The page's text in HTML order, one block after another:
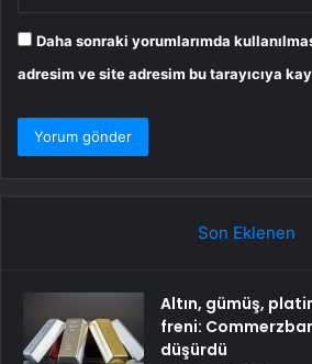
Daha sonraki yorumlarımda
adresim ve site adresim bu tarayıcıya
Son Eklenen
Altın, gümüş,
freni:
düşürdü